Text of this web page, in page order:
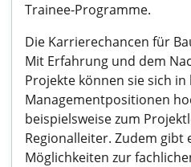
Trainee-Programme.
Die Karrierechancen für
Mit Erfahrung und dem
Projekte können sie sich
Managementpositionen
beispielsweise zum
Regionalleiter. Zudem gibt
Möglichkeiten zur